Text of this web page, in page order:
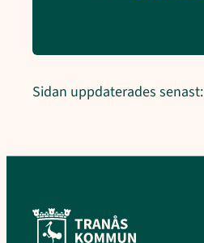
Sidan uppdaterades senast: